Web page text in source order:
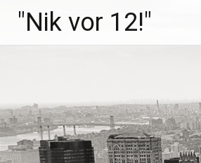
Zum
springen
"Nik vor 12!"